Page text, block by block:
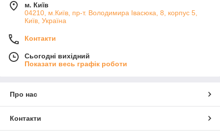
м. Київ
04210, м.Київ, пр-т. Володимира Івасюка, 8, корпус 5,
Київ, Україна
Контакти
Сьогодні вихідний
Показати весь графік роботи
Про нас
Контакти